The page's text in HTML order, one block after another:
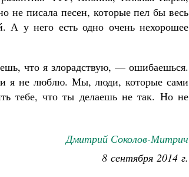
не писала песен, которые пел бы весь
у него есть одно очень нехорошее
что я злорадствую, — ошибаешься.
я не люблю. Мы, люди, которые сами
тебе, что ты делаешь не так. Но не
Дмитрий Соколов-Митрич
8 сентября 2014 г.